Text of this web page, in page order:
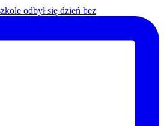
odbył się dzień bez